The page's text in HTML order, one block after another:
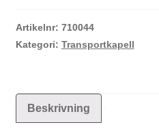
Artikelnr: 710044
Kategori: Transportkapell
Beskrivning